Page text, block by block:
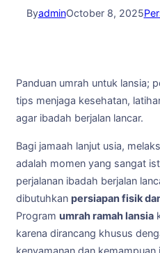
ByadminOctober 8, 2025
Panduan umrah untuk lansia;
tips menjaga kesehatan,
agar ibadah berjalan lancar.
Bagi jamaah lanjut usia,
adalah momen yang sangat
perjalanan ibadah berjalan
dibutuhkan persiapan fisik
Program umrah ramah lansia
karena dirancang khusus